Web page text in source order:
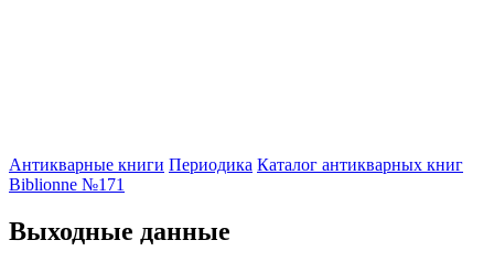
Антикварные книги Периодика Каталог антикварных книг
Biblionne №171
Выходные данные